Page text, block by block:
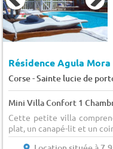
Résidence Agula Mora
Corse-Sainte lucie de
Mini Villa Confort 1
Cette petite villa
plat, un canapé-lit et un coin